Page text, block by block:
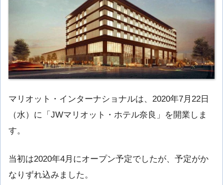
マリオット・インターナショナルは、2020年7月22日
（水）に「JWマリオット・ホテル奈良」を開業しま
す。
当初は2020年4月にオープン予定でしたが、予定がか
なりずれ込みました。